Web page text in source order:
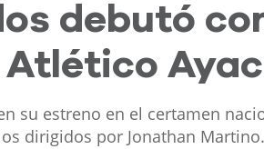
debutó
su estreno en el certamen
dirigidos por Jonathan Martino.